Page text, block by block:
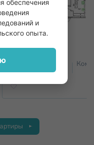
64м
17
обеспечения
и
опыта.